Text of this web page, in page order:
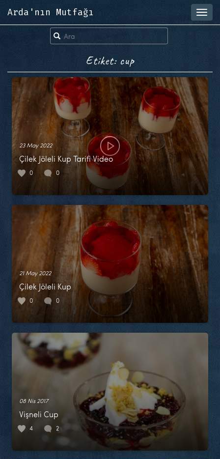
Arda'nın Mutfağı
Etiket: cup
23 May 2022
Çilek Jöleli Kup Tarifi Video
0 0
21 May 2022
Çilek Jöleli Kup
0 0
08 Nis 2017
Vişneli Cup
4 2